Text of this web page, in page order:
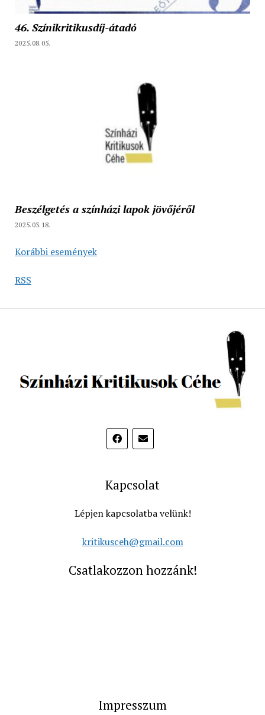
46. Színikritikusdíj-átadó
2025.08.05.
Beszélgetés a színházi lapok jövőjéről
2025.03.18.
Korábbi események
RSS
Kapcsolat
Lépjen kapcsolatba velünk!
kritikusceh@gmail.com
Csatlakozzon hozzánk!
Impresszum